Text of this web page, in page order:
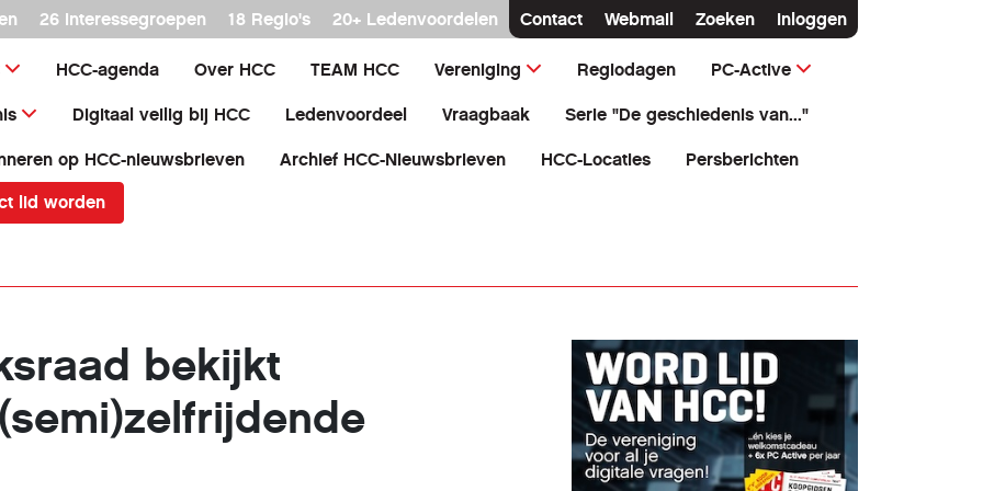
26 interessegroepen 18 Regio's 20+ Ledenvoordelen Contact Webmail Zoeken Inloggen
HCC-agenda Over HCC TEAM HCC Vereniging Regiodagen PC-Active
Digitaal veilig bij HCC Ledenvoordeel Vraagbaak Serie "De geschiedenis van..."
op HCC-nieuwsbrieven Archief HCC-Nieuwsbrieven HCC-Locaties Persberichten
lid worden
bekijkt